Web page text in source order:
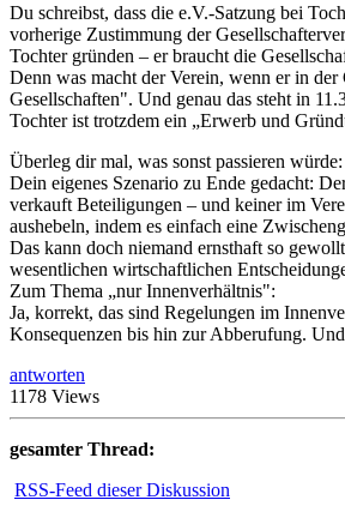
Du schreibst, dass die e.V.-Satzung bei
vorherige Zustimmung der
Tochter gründen – er braucht die
Denn was macht der Verein, wenn er in
Gesellschaften". Und genau das steht in
Tochter ist trotzdem ein „Erwerb und
Überleg dir mal, was sonst passieren würde:
Dein eigenes Szenario zu Ende gedacht:
verkauft Beteiligungen – und keiner im
aushebeln, indem es einfach eine
Das kann doch niemand ernsthaft so
wesentlichen wirtschaftlichen
Zum Thema „nur Innenverhältnis":
Ja, korrekt, das sind Regelungen im
Konsequenzen bis hin zur Abberufung.
antworten
1178 Views
gesamter Thread:
RSS-Feed dieser Diskussion